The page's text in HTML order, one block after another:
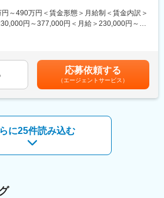
う「ジュエリーコンシェルジュ」を増員募集
オーダー制作などのご提案を行っていただき
コーディネート提案、販売
ームのご提案（デザイン相談・仕様・納期説
対応
～490万円＜賃金形態＞月給制＜賃金内訳＞
円～377,000円＜月給＞230,000円～
可能性があります。月給(月額)は固定手当を含
応募依頼する
（エージェントサービス）
に25件読み込む